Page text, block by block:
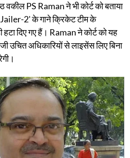
PS Raman ने भी कोर्ट को बताया
2' के गाने क्रिकेट टीम के
दिए गए हैं। Raman ने कोर्ट को यह
उचित अधिकारियों से लाइसेंस लिए बिना